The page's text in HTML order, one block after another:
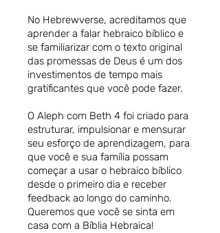
No Hebrewverse, acreditamos que
aprender a falar hebraico bíblico e
se familiarizar com o texto original
das promessas de Deus é um dos
investimentos de tempo mais
gratificantes que você pode fazer.
O Aleph com Beth 4 foi criado para
estruturar, impulsionar e mensurar
seu esforço de aprendizagem, para
que você e sua família possam
começar a usar o hebraico bíblico
desde o primeiro dia e receber
feedback ao longo do caminho.
Queremos que você se sinta em
casa com a Bíblia Hebraica!